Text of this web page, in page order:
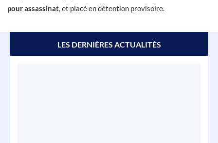
pour assassinat, et placé en détention provisoire.
LES DERNIÈRES ACTUALITÉS